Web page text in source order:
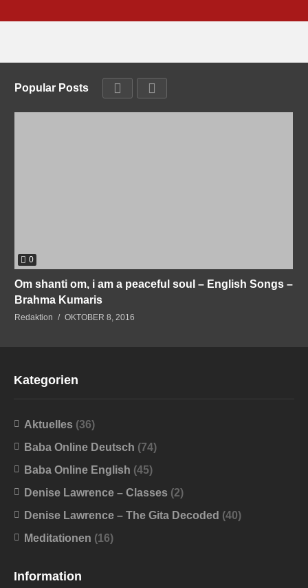
Popular Posts
0
Om shanti om, i am a peaceful soul – English Songs –
Brahma Kumaris
Redaktion OKTOBER 8, 2016
Kategorien
Aktuelles (36)
Baba Online Deutsch (74)
Baba Online English (45)
Denise Lawrence – Classes (2)
Denise Lawrence – The Gita Decoded (40)
Meditationen (16)
Information